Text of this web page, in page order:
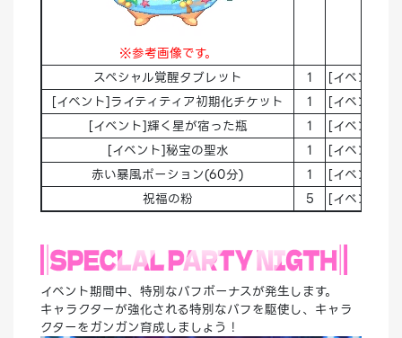
※参考画像です。
スペシャル覚醒タブレット
1
[イベント
[イベント]ライティティア初期化チケット
1
[イベント
[イベント]輝く星が宿った瓶
1
[イベント
[イベント]秘宝の聖水
1
[イベント
赤い暴風ポーション(60分)
1
[イベント
祝福の粉
5 [イベント
イベント期間中、特別なバフボーナスが発生します。
キャラクターが強化される特別なバフを駆使し、キャラ
クターをガンガン育成しましょう！